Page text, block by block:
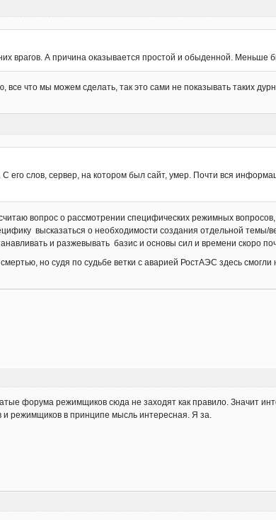
врагов. А причина оказывается простой и обыденной.
все что мы можем сделать, так это сами не показывать таких
С его слов, сервер, на котором был сайт, умер. Почти вся
вопрос о рассмотрении специфических режимных
высказаться о необходимости создания отдельной темы/
и разжевывать базис и основы сил и времени скоро
но судя по судьбе ветки с аварией РостАЭС здесь смогли
форума режимщиков сюда не заходят как правило. Значит
режимщиков в принципе мысль интересная. Я за.